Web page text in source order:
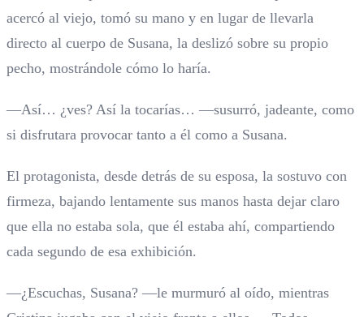
acercó al viejo, tomó su mano y en lugar de llevarla
directo al cuerpo de Susana, la deslizó sobre su propio
pecho, mostrándole cómo lo haría.
—Así… ¿ves? Así la tocarías… —susurró, jadeante, como
si disfrutara provocar tanto a él como a Susana.
El protagonista, desde detrás de su esposa, la sostuvo con
firmeza, bajando lentamente sus manos hasta dejar claro
que ella no estaba sola, que él estaba ahí, compartiendo
cada segundo de esa exhibición.
—¿Escuchas, Susana? —le murmuró al oído, mientras